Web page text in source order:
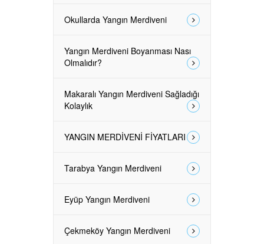
Okullarda Yangın Merdiveni
Yangın Merdiveni Boyanması Nası
Olmalıdır?
Makaralı Yangın Merdiveni Sağladığı
Kolaylık
YANGIN MERDİVENİ FİYATLARI
Tarabya Yangın Merdiveni
Eyüp Yangın Merdiveni
Çekmeköy Yangın Merdiveni